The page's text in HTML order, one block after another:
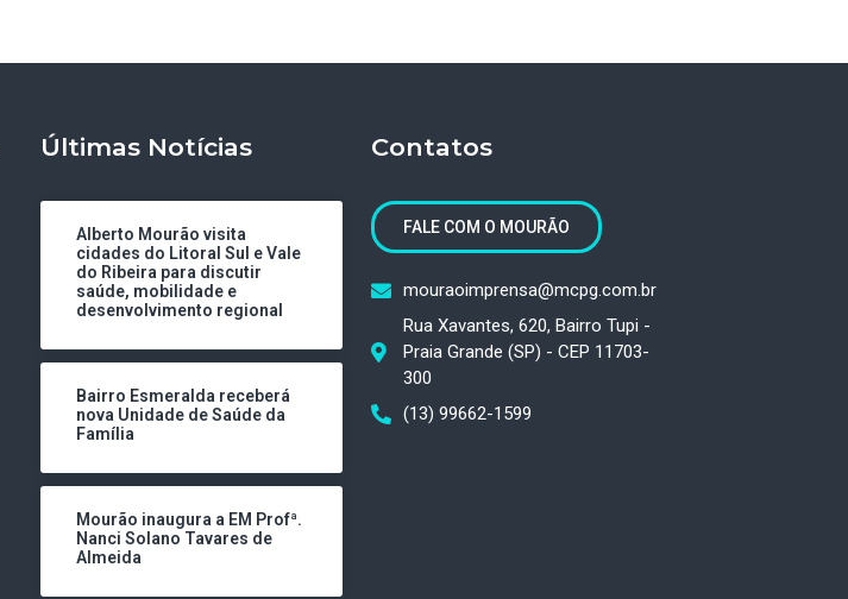
Últimas Notícias
Alberto Mourão visita
cidades do Litoral Sul e Vale
do Ribeira para discutir
saúde, mobilidade e
desenvolvimento regional
Bairro Esmeralda receberá
nova Unidade de Saúde da
Família
Mourão inaugura a EM Profª.
Nanci Solano Tavares de
Almeida
Contatos
FALE COM O MOURÃO
mouraoimprensa@mcpg.com.br
Rua Xavantes, 620, Bairro Tupi -
Praia Grande (SP) - CEP 11703-
300
(13) 99662-1599